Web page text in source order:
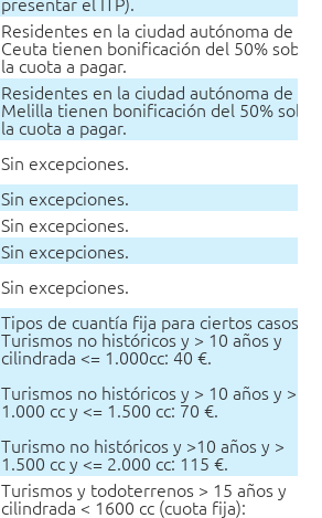
Residentes en la ciudad autónoma de
Ceuta tienen bonificación del 50% sobre
la cuota a pagar.
Residentes en la ciudad autónoma de
Melilla tienen bonificación del 50% sobre
la cuota a pagar.
Sin excepciones.
Sin excepciones.
Sin excepciones.
Sin excepciones.
Sin excepciones.
Tipos de cuantía fija para ciertos casos:
Turismos no históricos y > 10 años y
cilindrada <= 1.000cc: 40 €.
Turismos no históricos y > 10 años y >
1.000 cc y <= 1.500 cc: 70 €.
Turismo no históricos y >10 años y >
1.500 cc y <= 2.000 cc: 115 €.
Turismos y todoterrenos > 15 años y
cilindrada < 1600 cc (cuota fija):